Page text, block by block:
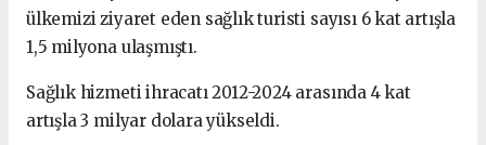
ülkemizi ziyaret eden sağlık turisti sayısı 6 kat artışla
1,5 milyona ulaşmıştı.
Sağlık hizmeti ihracatı 2012-2024 arasında 4 kat
artışla 3 milyar dolara yükseldi.